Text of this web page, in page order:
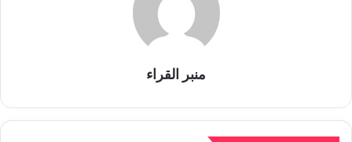
منبر القراء